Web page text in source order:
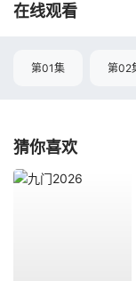
在线观看
第01集 第02
猜你喜欢